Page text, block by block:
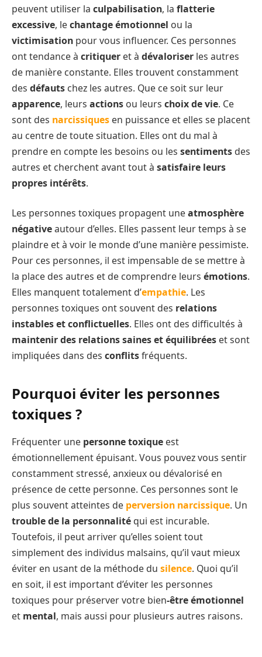
peuvent utiliser la culpabilisation, la flatterie
excessive, lechantage émotionnel ou la
victimisation pour vous influencer. Ces personnes
ont tendance à critiquer et à dévaloriser les autres
de manière constante. Elles trouvent constamment
des défauts chez les autres. Que ce soit sur leur
apparence, leurs actions ou leurs choix de vie. Ce
sont des narcissiques en puissance et elles se placent
au centre de toute situation. Elles ont du mal à
prendre en compte les besoins ou les sentiments des
autres et cherchent avant tout à satisfaire leurs
propres intérêts.
Les personnes toxiques propagent uneatmosphère
négativeautour d’elles. Elles passent leur temps à se
plaindre et à voir le monde d’une manière pessimiste.
Pour ces personnes, il est impensable de se mettre à
la place des autres et de comprendre leurs émotions.
Elles manquent totalement d’empathie. Les
personnes toxiques ont souvent des relations
instables et conflictuelles. Elles ont des difficultés à
maintenir des relations saines et équilibrées et sont
impliquées dans des conflitsfréquents.
Pourquoi éviter les personnes
toxiques ?
Fréquenter une personne toxique est
émotionnellement épuisant. Vous pouvez vous sentir
constamment stressé, anxieux ou dévalorisé en
présence de cette personne. Ces personnes sont le
plus souvent atteintes de perversion narcissique. Un
trouble de la personnalité qui est incurable.
Toutefois, il peut arriver qu’elles soient tout
simplement des individus malsains, qu’il vaut mieux
éviter en usant de la méthode du silence. Quoi qu’il
en soit, il est important d’éviter les personnes
toxiques pour préserver votre bien-être émotionnel
et mental, mais aussi pour plusieurs autres raisons.